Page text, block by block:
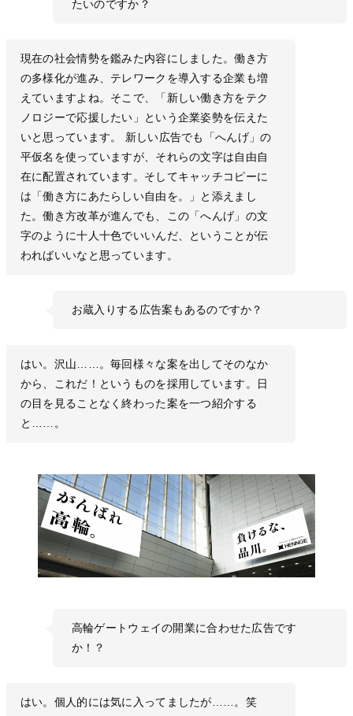
たいのですか？
現在の社会情勢を鑑みた内容にしました。働き方
の多様化が進み、テレワークを導入する企業も増
えていますよね。そこで、「新しい働き方をテク
ノロジーで応援したい」という企業姿勢を伝えた
いと思っています。 新しい広告でも「へんげ」の
平仮名を使っていますが、それらの文字は自由自
在に配置されています。そしてキャッチコピーに
は「働き方にあたらしい自由を。」と添えまし
た。働き方改革が進んでも、この「へんげ」の文
字のように十人十色でいいんだ、ということが伝
わればいいなと思っています。
お蔵入りする広告案もあるのですか？
はい。沢山……。毎回様々な案を出してそのなか
から、これだ！というものを採用しています。日
の目を見ることなく終わった案を一つ紹介する
と……。
高輪ゲートウェイの開業に合わせた広告です
か！？
はい。個人的には気に入ってましたが……。笑